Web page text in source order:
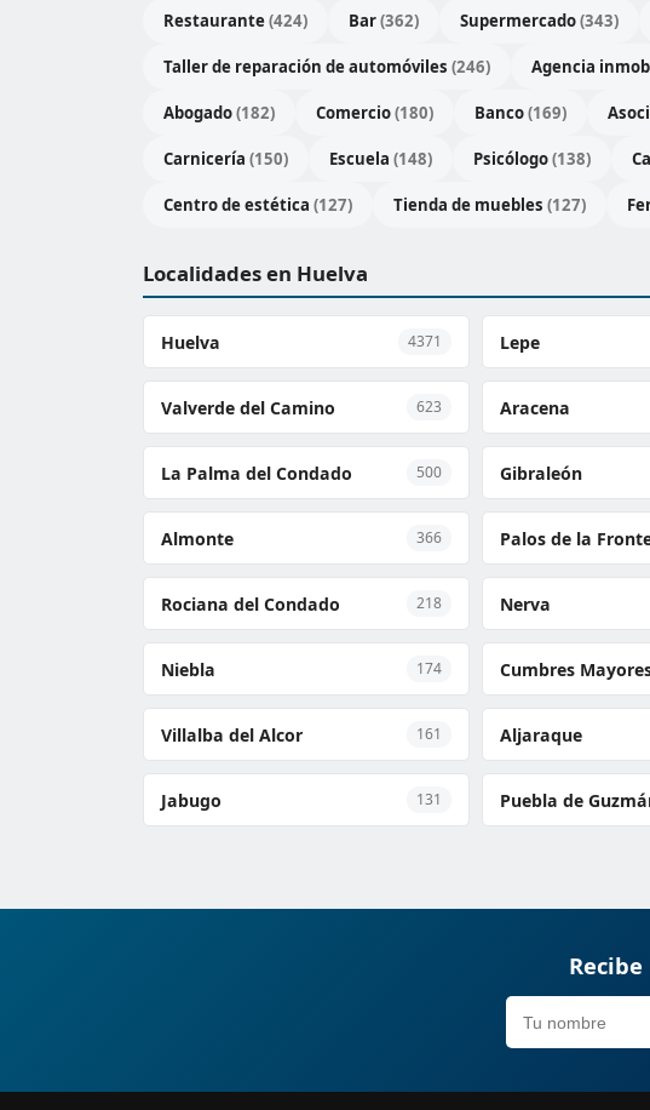
Restaurante(424) Bar(362) Supermercado(343)
Taller de reparación de automóviles (246) Agencia
Abogado(182) Comercio(180) Banco(169)
Carnicería (150) Escuela (148) Psicólogo(138)
Centro de estética (127) Tienda de muebles (127)
Localidades en Huelva
Huelva 4371 Lepe
Valverde del Camino 623 Aracena
La Palma del Condado 500 Gibraleón
Almonte 366 Palos de la
Rociana del Condado 218 Nerva
Niebla 174 Cumbres
Villalba del Alcor 161 Aljaraque
Jabugo 131 Puebla de